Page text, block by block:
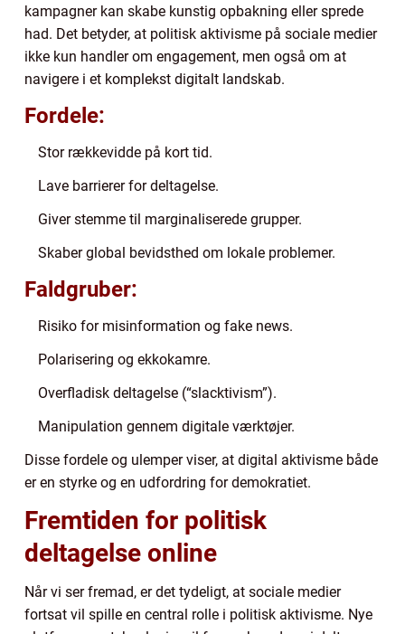
kampagner kan skabe kunstig opbakning eller sprede
had. Det betyder, at politisk aktivisme på sociale medier
ikke kun handler om engagement, men også om at
navigere i et komplekst digitalt landskab.
Fordele:
Stor rækkevidde på kort tid.
Lave barrierer for deltagelse.
Giver stemme til marginaliserede grupper.
Skaber global bevidsthed om lokale problemer.
Faldgruber:
Risiko for misinformation og fake news.
Polarisering og ekkokamre.
Overfladisk deltagelse (“slacktivism”).
Manipulation gennem digitale værktøjer.
Disse fordele og ulemper viser, at digital aktivisme både
er en styrke og en udfordring for demokratiet.
Fremtiden for politisk
deltagelse online
Når vi ser fremad, er det tydeligt, at sociale medier
fortsat vil spille en central rolle i politisk aktivisme. Nye